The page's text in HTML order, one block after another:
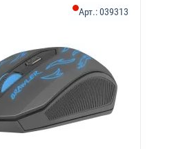
Арт.:039313